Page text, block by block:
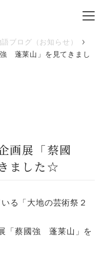
ブログ（お知らせ）
蓬莱山」を見てきまし
画展「蔡國
ました☆
る「大地の芸術祭２
「蔡國強 蓬莱山」を